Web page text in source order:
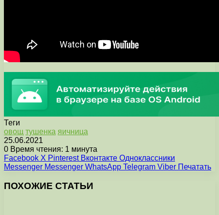
Теги
овощ тушенка яичница
25.06.2021
0 Время чтения: 1 минута
Facebook X Pinterest Вконтакте Одноклассники
Messenger Messenger WhatsApp Telegram Viber Печатать
ПОХОЖИЕ СТАТЬИ